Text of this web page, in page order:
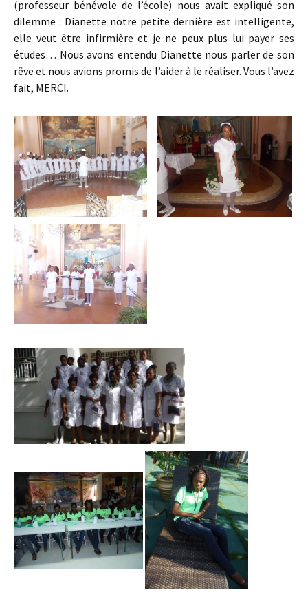
(professeur bénévole de l’école) nous avait expliqué son
dilemme : Dianette notre petite dernière est intelligente,
elle veut être infirmière et je ne peux plus lui payer ses
études… Nous avons entendu Dianette nous parler de son
rêve et nous avions promis de l’aider à le réaliser. Vous l’avez
fait, MERCI.